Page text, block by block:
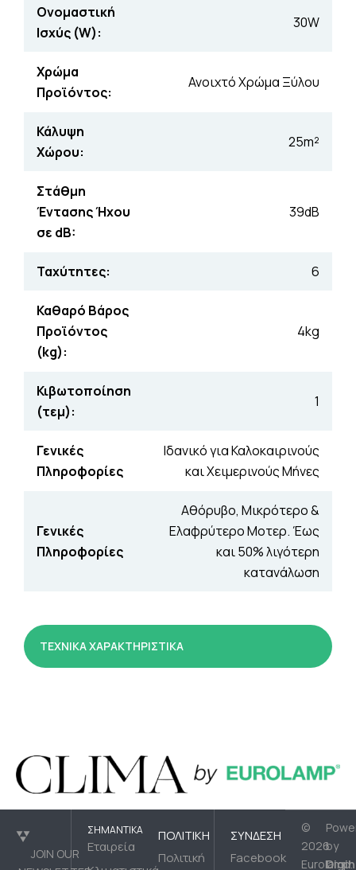
Ονομαστική
Ισχύς (W):
30W
Χρώμα
Προϊόντος:
Ανοιχτό Χρώμα Ξύλου
Κάλυψη
Χώρου:
25m²
Στάθμη
Έντασης Ήχου
σε dB:
39dB
Ταχύτητες: 6
Καθαρό Βάρος
Προϊόντος
(kg):
4kg
Κιβωτοποίηση
(τεμ):
1
Γενικές
Πληροφορίες
Ιδανικό για Καλοκαιρινούς
και Χειμερινούς Μήνες
Γενικές
Πληροφορίες
Αθόρυβο, Μικρότερο &
Ελαφρύτερο Μοτερ. Έως
και 50% λιγότερη
κατανάλωση
ΤΕΧΝΙΚΑ ΧΑΡΑΚΤΗΡΙΣΤΙΚΑ
JOIN OUR
ΣΗΜΑΝΤΙΚΆ
Εταιρεία
ΠΟΛΙΤΙΚΉ
Πολιτική
ΣΎΝΔΕΣΗ
Facebook
©
2026
Eurolamp.
by